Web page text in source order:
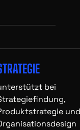
bei
und